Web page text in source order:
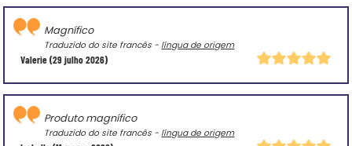
Valerie(29 julho 2026)
Magnífico
Traduzido do site francês - língua de origem
Produto magnífico
Traduzido do site francês - língua de origem